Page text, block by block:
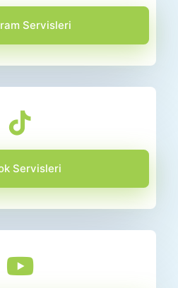
Servisleri
Servisleri